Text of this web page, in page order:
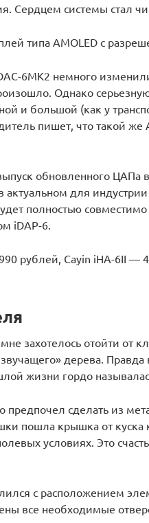
Сердцем системы стал
типа AMOLED с
6MK2 немного
Однако
и большой (как у
пишет, что такой же
обновленного ЦАПа
актуальном для
полностью
iDAP-6.
рублей, Cayin iHA-6II —
захотелось отойти от
дерева. Правда
жизни гордо
предпочел сделать из
пошла крышка от куска
условиях. Это
с расположением
все необходимые